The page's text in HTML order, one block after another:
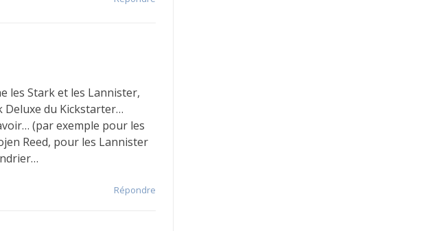
les Stark et les Lannister,
Deluxe du Kickstarter…
(par exemple pour les
Reed, pour les Lannister
Répondre